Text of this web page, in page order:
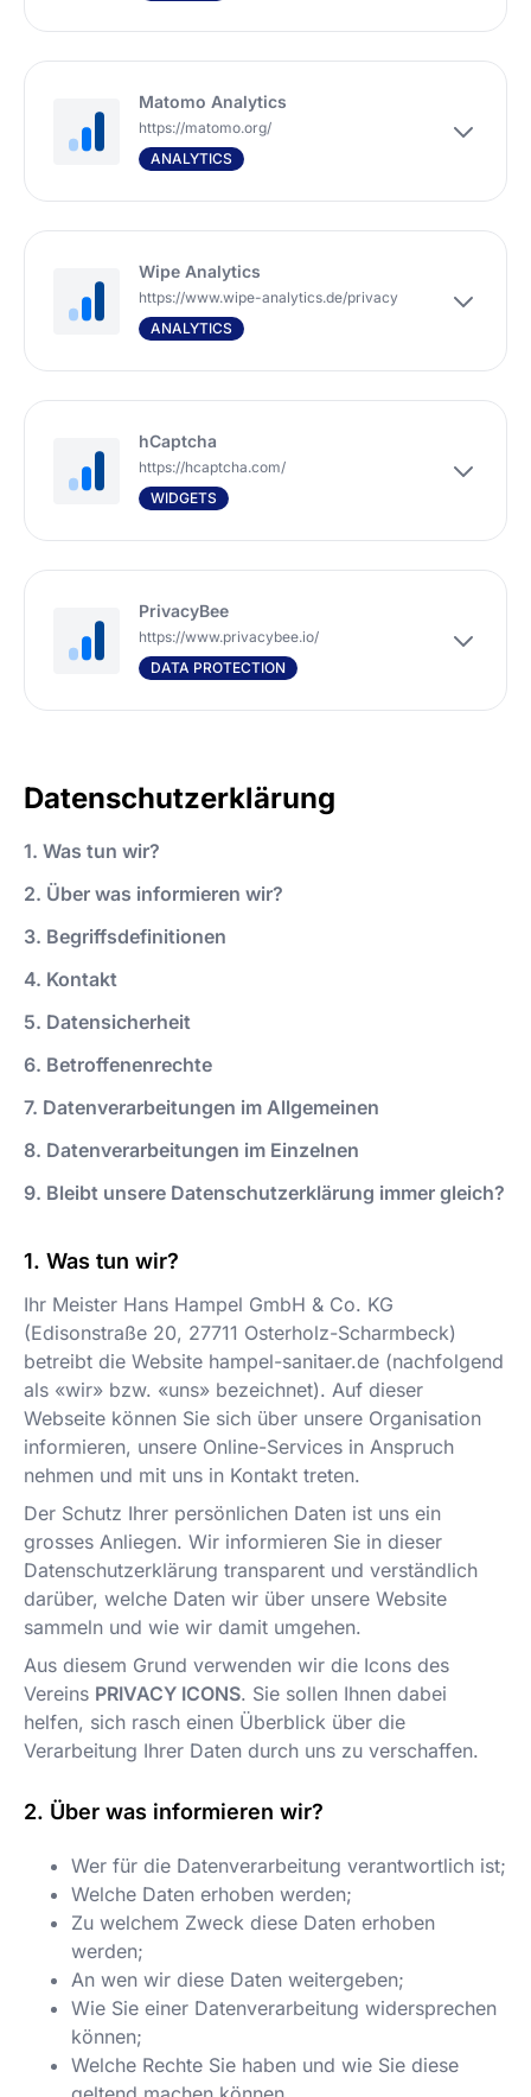
Matomo Analytics
https://matomo.org/
ANALYTICS
Wipe Analytics
https://www.wipe-analytics.de/privacy
ANALYTICS
hCaptcha
https://hcaptcha.com/
WIDGETS
PrivacyBee
https://www.privacybee.io/
DATA PROTECTION
Datenschutzerklärung
1. Was tun wir?
2. Über was informieren wir?
3. Begriffsdefinitionen
4. Kontakt
5. Datensicherheit
6. Betroffenenrechte
7. Datenverarbeitungen im Allgemeinen
8. Datenverarbeitungen im Einzelnen
9. Bleibt unsere Datenschutzerklärung immer gleich?
Was tun wir?
Ihr Meister Hans Hampel GmbH & Co. KG
(Edisonstraße 20, 27711 Osterholz-Scharmbeck)
betreibt die Website hampel-sanitaer.de (nachfolgend
als «wir» bzw. «uns» bezeichnet). Auf dieser
Webseite können Sie sich über unsere Organisation
informieren, unsere Online-Services in Anspruch
nehmen und mit uns in Kontakt treten.
Der Schutz Ihrer persönlichen Daten ist uns ein
grosses Anliegen. Wir informieren Sie in dieser
Datenschutzerklärung transparent und verständlich
darüber, welche Daten wir über unsere Website
sammeln und wie wir damit umgehen.
Aus diesem Grund verwenden wir die Icons des
Vereins PRIVACY ICONS. Sie sollen Ihnen dabei
helfen, sich rasch einen Überblick über die
Verarbeitung Ihrer Daten durch uns zu verschaffen.
Über was informieren wir?
Wer für die Datenverarbeitung verantwortlich ist;
Welche Daten erhoben werden;
Zu welchem Zweck diese Daten erhoben
werden;
An wen wir diese Daten weitergeben;
Wie Sie einer Datenverarbeitung widersprechen
können;
Welche Rechte Sie haben und wie Sie diese